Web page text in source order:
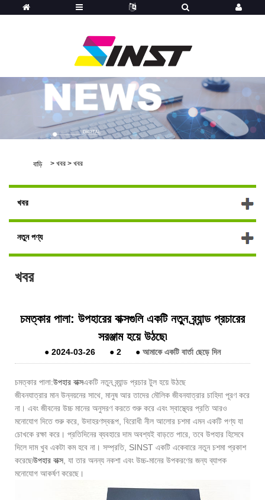
বাড়ি > খবর > খবর
খবর
নতুন পণ্য
খবর
চমত্কার পালা: উপহারের বাক্সগুলি একটি নতুন ব্র্যান্ড প্রচারের
সরঞ্জাম হয়ে উঠছে৷
● 2024-03-26 ● 2 ● আমাকে একটি বার্তা ছেড়ে দিন
চমত্কার পালা:উপহার বাক্সএকটি নতুন ব্র্যান্ড প্রচার টুল হয়ে উঠছে
জীবনযাত্রার মান উন্নয়নের সাথে, মানুষ আর তাদের মৌলিক জীবনযাত্রার চাহিদা পূরণ করে
না। এবং জীবনের উচ্চ মানের অনুসরণ করতে শুরু করে এবং স্বাস্থ্যের প্রতি আরও
মনোযোগ দিতে শুরু করে, উদাহরণস্বরূপ, বিরোধী নীল আলোর চশমা এমন একটি পণ্য যা
চোখকে রক্ষা করে। প্রতিদিনের ব্যবহারে দাম অবশ্যই বাড়তে পারে, তবে উপহার হিসেবে
দিলে দাম খুব একটা কম হবে না। সম্প্রতি, SINST একটি একেবারে নতুন চশমা প্রকাশ
করেছে৷উপহার বাক্স , যা তার অনন্য নকশা এবং উচ্চ-মানের উপকরণের জন্য ব্যাপক
মনোযোগ আকর্ষণ করেছে।